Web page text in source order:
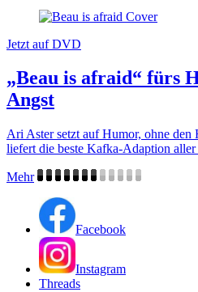
Jetzt auf DVD
„Beau is afraid“ fürs
Angst
Ari Aster setzt auf Humor, ohne den
liefert die beste Kafka-Adaption aller
Mehr
Facebook
Instagram
Threads